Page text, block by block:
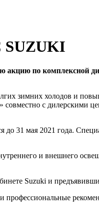
по комплексной
зимних холодов и
с дилерскими
31 мая 2021 года.
и внешнего
Suzuki и